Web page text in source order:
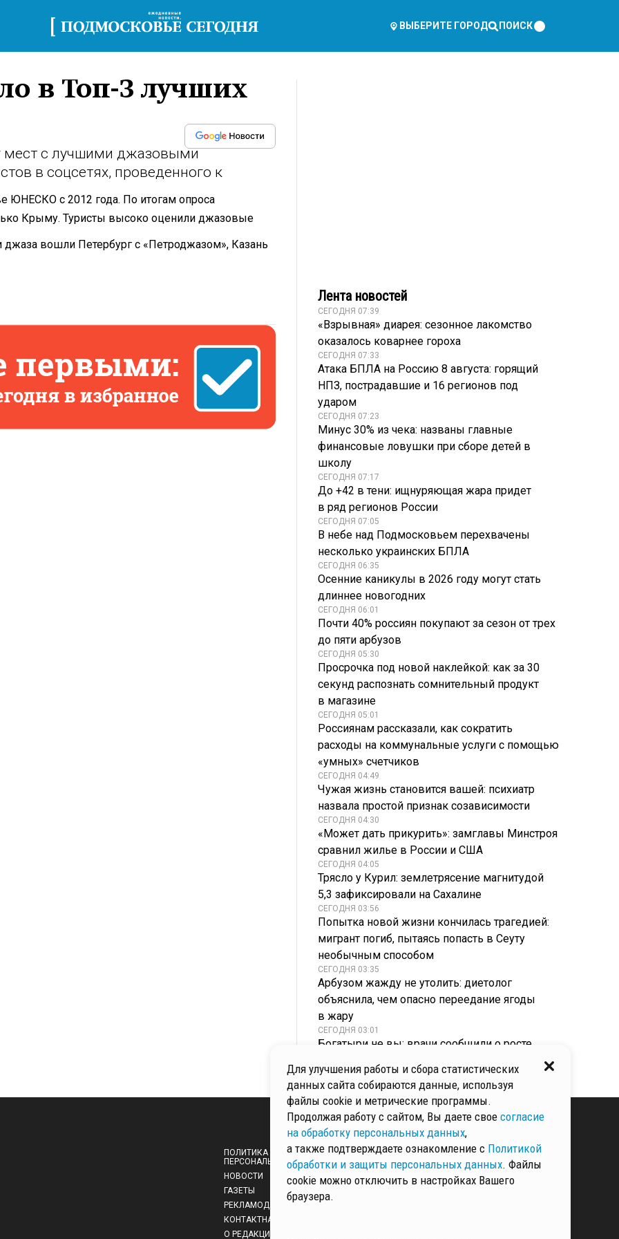
ВЫБЕРИТЕ ГОРОД ПОИСК
в Топ-3 лучших
мест с лучшими джазовыми
в соцсетях, проведенного к
ЮНЕСКО с 2012 года. По итогам опроса
Крыму. Туристы высоко оценили джазовые
вошли Петербург с «Петроджазом», Казань
Лента новостей
СЕГОДНЯ 07:39
«Взрывная» диарея: сезонное лакомство
оказалось коварнее гороха
СЕГОДНЯ 07:33
Атака БПЛА на Россию 8 августа: горящий
НПЗ, пострадавшие и 16 регионов под
ударом
СЕГОДНЯ 07:23
Минус 30% из чека: названы главные
финансовые ловушки при сборе детей в
школу
СЕГОДНЯ 07:17
До +42 в тени: ищнуряющая жара придет
в ряд регионов России
СЕГОДНЯ 07:05
В небе над Подмосковьем перехвачены
несколько украинских БПЛА
СЕГОДНЯ 06:35
Осенние каникулы в 2026 году могут стать
длиннее новогодних
СЕГОДНЯ 06:01
Почти 40% россиян покупают за сезон от трех
до пяти арбузов
СЕГОДНЯ 05:30
Просрочка под новой наклейкой: как за 30
секунд распознать сомнительный продукт
в магазине
СЕГОДНЯ 05:01
Россиянам рассказали, как сократить
расходы на коммунальные услуги с помощью
«умных» счетчиков
СЕГОДНЯ 04:49
Чужая жизнь становится вашей: психиатр
назвала простой признак созависимости
СЕГОДНЯ 04:30
«Может дать прикурить»: замглавы Минстроя
сравнил жилье в России и США
СЕГОДНЯ 04:05
Трясло у Курил: землетрясение магнитудой
5,3 зафиксировали на Сахалине
СЕГОДНЯ 03:56
Попытка новой жизни кончилась трагедией:
мигрант погиб, пытаясь попасть в Сеуту
необычным способом
СЕГОДНЯ 03:35
Арбузом жажду не утолить: диетолог
объяснила, чем опасно переедание ягоды
в жару
СЕГОДНЯ 03:01
Богатыри не вы: врачи сообщили о росте
ПОЛИТИКА ОБРАБОТКИ И ЗАЩИТЫ
ПЕРСОНАЛЬНЫХ ДАННЫХ
НОВОСТИ
ГАЗЕТЫ
РЕКЛАМОДАТЕЛЯМ
КОНТАКТНАЯ ИНФОРМАЦИЯ
О РЕДАКЦИИ
Для улучшения работы и сбора статистических
данных сайта собираются данные, используя
файлы cookie и метрические программы.
Продолжая работу с сайтом, Вы даете свое согласие
на обработку персональных данных,
а также подтверждаете ознакомление с Политикой
обработки и защиты персональных данных. Файлы
cookie можно отключить в настройках Вашего
браузера.